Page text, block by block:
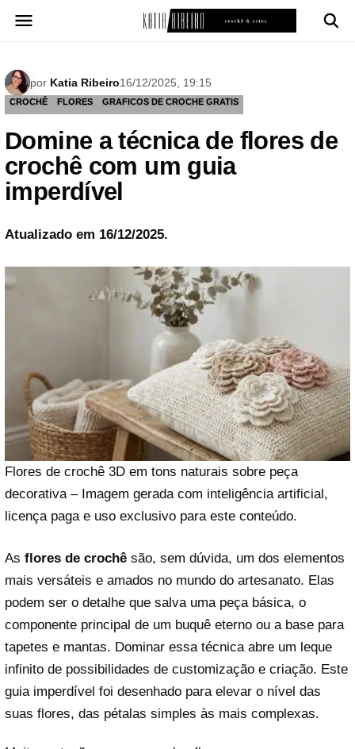
para
por Katia Ribeiro16/12/2025, 19:15
CROCHÊ FLORES GRAFICOS DE CROCHE GRATIS
Domine a técnica de flores de
crochê com um guia
imperdível
Atualizado em 16/12/2025.
Flores de crochê 3D em tons naturais sobre peça
decorativa – Imagem gerada com inteligência artificial,
licença paga e uso exclusivo para este conteúdo.
As flores de crochê são, sem dúvida, um dos elementos
mais versáteis e amados no mundo do artesanato. Elas
podem ser o detalhe que salva uma peça básica, o
componente principal de um buquê eterno ou a base para
tapetes e mantas. Dominar essa técnica abre um leque
infinito de possibilidades de customização e criação. Este
guia imperdível foi desenhado para elevar o nível das
suas flores, das pétalas simples às mais complexas.